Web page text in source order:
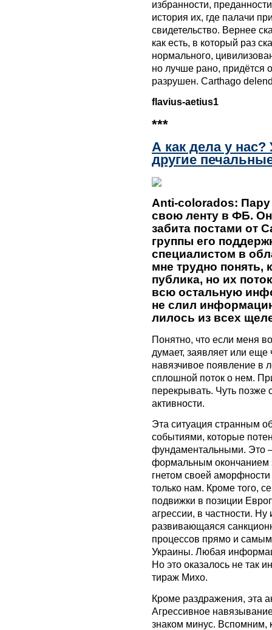
избранности,
история их, где палачи
свидетельство. Вернее
как есть, в который раз
нормального,
но лучше рано, придётся
разрушен. Carthago
flavius-aetius1
***
А как дела у
другие
Anti-colorados: Пару
свою ленту в ФБ.
забита постами от
группы его
специалистом в
мне трудно понять,
публика, но их
всю остальную
не слил
лилось из всех
Понятно, что если меня
думает, заявляет или еще
навязчивое появление в
сплошной поток о нем.
перекрывать. Чуть позже
активности.
Эта ситуация странным
событиями, которые
фундаментальными. Это –
формальным окончанием
гнетом своей
только нам. Кроме того,
подвижки в позиции
агрессии, в частности.
развивающаяся
процессов прямо и
Украины. Любая
Но это оказалось не так
тираж Михо.
Кроме раздражения, эта
Агрессивное
знаком минус. Вспомним,